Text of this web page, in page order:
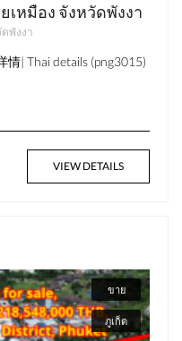
เหมือง จังหวัดพังงา
พังงา
情| Thai details (png3015)
VIEW DETAILS
ขาย
ภูเก็ต